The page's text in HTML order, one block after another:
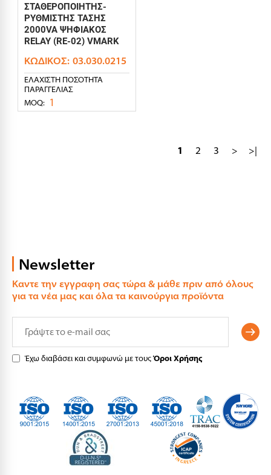
ΣΤΑΘΕΡΟΠΟΙΗΤΗΣ-
ΡΥΘΜΙΣΤΗΣ ΤΑΣΗΣ
2000VA ΨΗΦΙΑΚΟΣ
RELAY (RE-02) VMARK
ΚΩΔΙΚΌΣ: 03.030.0215
ΕΛΆΧΙΣΤΗ ΠΟΣΌΤΗΤΑ
ΠΑΡΑΓΓΕΛΊΑΣ
MOQ: 1
1 2 3 > >|
Newsletter
Καντε την εγγραφη σας τώρα & μάθε πριν από όλους
για τα νέα μας και όλα τα καινούργια προϊόντα
Έχω διαβάσει και συμφωνώ με τουςΌροι Χρήσης